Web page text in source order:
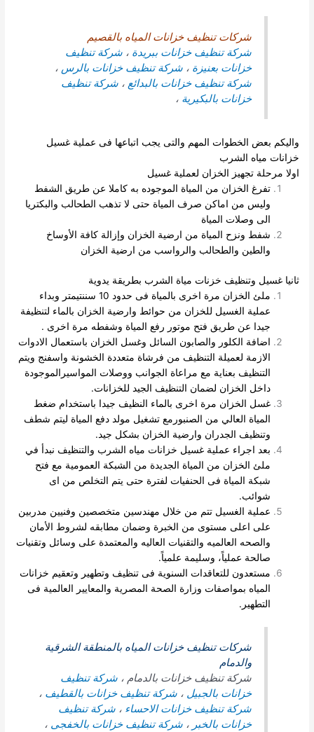
شركات تنظيف خزانات المياه بالقصيم
شركة تنظيف خزانات ببريدة ،شركة تنظيف
خزانات بعنيزة ،شركة تنظيف خزانات بالرس ،
شركة تنظيف خزانات بالبدائع ، شركة تنظيف
خزانات بالبكيرية ،
واليكم بعض الخطوات المهم والتى يجب اتباعها فى عملية غسيل
خزانات مياه الشرب
اولا مرحلة تجهيز الخزان لعملية غسيل
تفرغ الخزان من المياة الموجوده به كاملا عن طريق الشفط
وليس من اماكن صرف المياة حتى لا تذهب الطحالب والبكتريا
الى وصلات المياة
شفط ونزح المياة من ارضية الخزان وإزالة كافة الأوساخ
والطين والطحالب والرواسب من ارضية الخزان
ثانيا غسيل وتنظيف خزنات مياة الشرب بطريقة يدوية
ملئ الخزان مرة اخرى بالمياة فى حدود 10 سننتيمتر وبداء
عملية الغسيل للخزان من حوائط وارضية الخزان بالماء لتنظيفة
جيدا عن طريق فتح موتور رفع المياة وشفطه مرة اخرى .
اضافة الكلور والصابون السائل وغسل الخزان باستعمال الادوات
الازمة لعميلة التنظيف من فرشاة متعددة الخشونة واسفنج ويتم
التنظيف بعناية مع مراعاة الجوانب ووصلات المواسيرالموجودة
داخل الخزان لضمان التنظيف الجيد للخزانات.
غسل الخزان مرة اخرى بالماء النظيف جيدا باستخدام ضغط
المياة العالي من الصنبورمع تشغيل مولد دفع المياة ليتم شطف
وتنظيف الجدران وارضية الخزان بشكل جيد.
بعد اجراء عملية غسيل خزانات مياه الشرب والتنظيف نبدأ في
ملئ الخزان من المياة الجديدة من الشبكة العمومية مع فتح
شبكة المياة فى الحنفيات لفترة حتى يتم التخلص من اى
شوائب.
عملية الغسيل تتم من خلال مهندسين متخصصين وفنيين مدربين
على اعلى مستوى من الخبرة وضمان مطابقه لشروط الأمان
والصحه العالميه والتقنيات العاليه والمعتمدة على وسائل وتقنيات
صالحة عملياً، وسليمة علمياً.
مستعدون للتعاقدات السنوية فى تنظيف وتطهير وتعقيم خزانات
المياه بمواصفات وزارة الصحة المصرية والمعايير العالمية فى
التطهير.
شركات تنظيف خزانات المياه بالمنطقة الشرقية
والدمام
شركة تنظيف خزانات بالدمام ،شركة تنظيف
خزانات بالجبيل ،شركة تنظيف خزانات بالقطيف ،
شركة تنظيف خزانات الاحساء ،شركة تنظيف
خزانات بالخبر ،شركة تنظيف خزانات بالخفجى ،